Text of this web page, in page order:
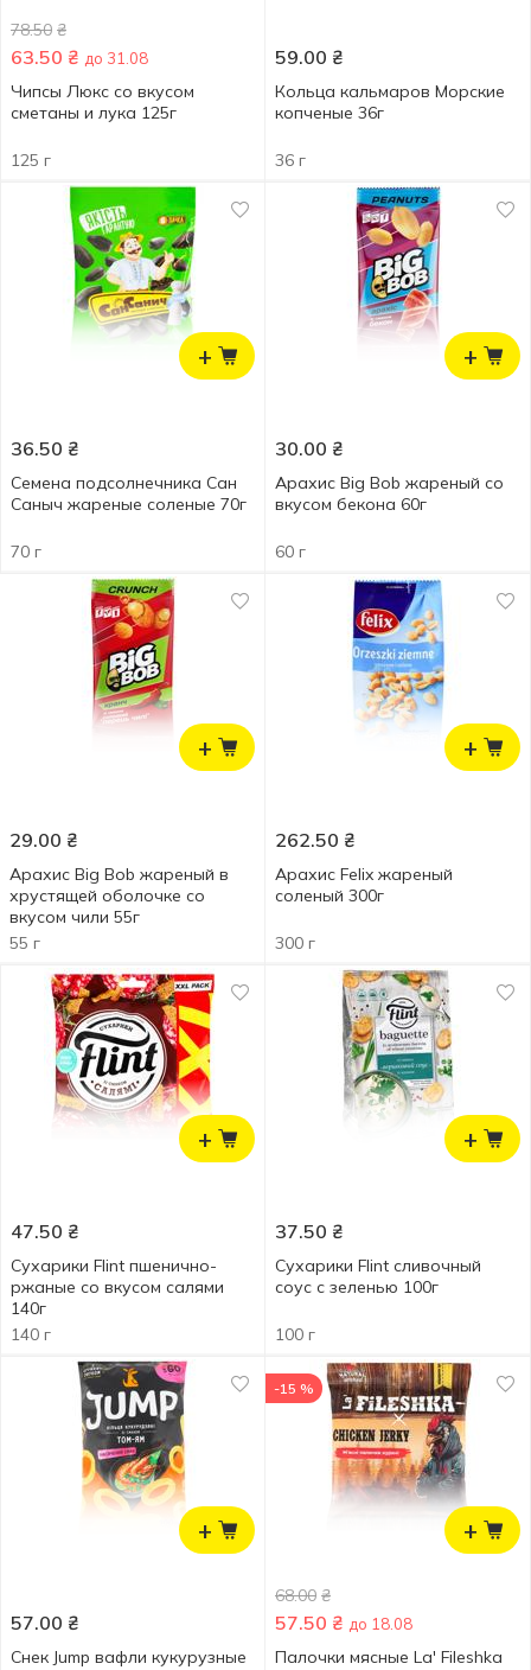
78.50 ₴
63.50 ₴ до 31.08
Чипсы Люкс со вкусом
сметаны и лука 125г
125 г
59.00 ₴
Кольца кальмаров Морские
копченые 36г
36 г
+
36.50 ₴
Семена подсолнечника Сан
Саныч жареные соленые 70г
70 г
+
30.00 ₴
Арахис Big Bob жареный со
вкусом бекона 60г
60 г
+
29.00 ₴
Арахис Big Bob жареный в
хрустящей оболочке со
вкусом чили 55г
55 г
+
262.50 ₴
Арахис Felix жареный
соленый 300г
300 г
+
47.50 ₴
Сухарики Flint пшенично-
ржаные со вкусом салями
140г
140 г
+
37.50 ₴
Сухарики Flint сливочный
соус с зеленью 100г
100 г
+
57.00 ₴
Снек Jump вафли кукурузные
+
-15 %
68.00 ₴
57.50 ₴ до 18.08
Палочки мяcные La' Fileshka